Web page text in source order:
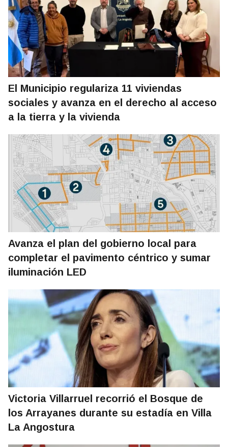
El Municipio regulariza 11 viviendas
sociales y avanza en el derecho al acceso
a la tierra y la vivienda
Avanza el plan del gobierno local para
completar el pavimento céntrico y sumar
iluminación LED
Victoria Villarruel recorrió el Bosque de
los Arrayanes durante su estadía en Villa
La Angostura